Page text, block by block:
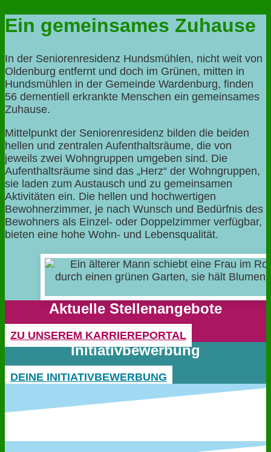
Ein gemeinsames Zuhause
In der Seniorenresidenz Hundsmühlen, nicht weit von
Oldenburg entfernt und doch im Grünen, mitten in
Hundsmühlen in der Gemeinde Wardenburg, finden
56 dementiell erkrankte Menschen ein gemeinsames
Zuhause.
Mittelpunkt der Seniorenresidenz bilden die beiden
hellen und zentralen Aufenthaltsräume, die von
jeweils zwei Wohngruppen umgeben sind. Die
Aufenthaltsräume sind das „Herz“ der Wohngruppen,
sie laden zum Austausch und zu gemeinsamen
Aktivitäten ein. Die hellen und hochwertigen
Bewohnerzimmer, je nach Wunsch und Bedürfnis des
Bewohners als Einzel- oder Doppelzimmer verfügbar,
bieten eine hohe Wohn- und Lebensqualität.
Aktuelle Stellen­angebote
ZU UNSEREM KARRIEREPORTAL
Initiativ­bewerbung
DEINE INITIATIVBEWERBUNG